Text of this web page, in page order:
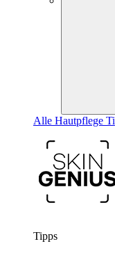
Alle Hautpflege
Tipps